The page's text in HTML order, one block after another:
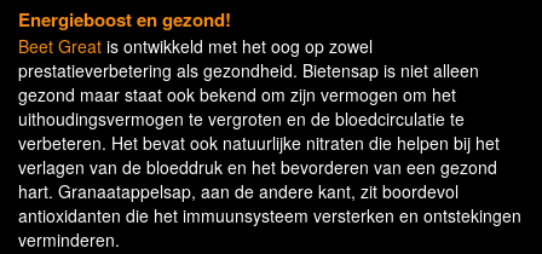
Energieboost en gezond!
Beet Great is ontwikkeld met het oog op zowel
prestatieverbetering als gezondheid. Bietensap is niet alleen
gezond maar staat ook bekend om zijn vermogen om het
uithoudingsvermogen te vergroten en de bloedcirculatie te
verbeteren. Het bevat ook natuurlijke nitraten die helpen bij het
verlagen van de bloeddruk en het bevorderen van een gezond
hart. Granaatappelsap, aan de andere kant, zit boordevol
antioxidanten die het immuunsysteem versterken en ontstekingen
verminderen.